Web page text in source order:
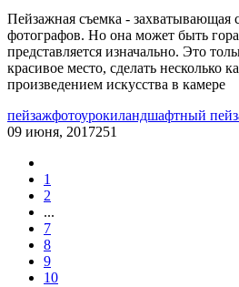
Пейзажная съемка - захватывающая
фотографов. Но она может быть
представляется изначально. Это
красивое место, сделать несколько
произведением искусства в камере
пейзажфотоурокиландшафтный
09 июня, 2017251
1
2
...
7
8
9
10